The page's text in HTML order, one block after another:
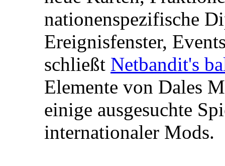
nationenspezifische
Ereignisfenster,
schließt Netbandit's
Elemente von Dales
einige ausgesuchte
internationaler Mods.